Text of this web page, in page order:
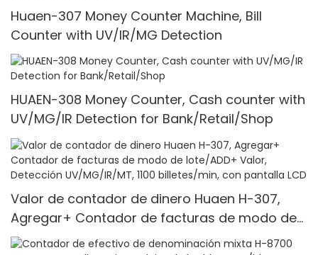
Huaen-307 Money Counter Machine, Bill
Counter with UV/IR/MG Detection
HUAEN-308 Money Counter, Cash counter with
UV/MG/IR Detection for Bank/Retail/Shop
Valor de contador de dinero Huaen H-307,
Agregar+ Contador de facturas de modo de
lote/ADD+ Valor, Detección UV/MG/IR/MT, 1100